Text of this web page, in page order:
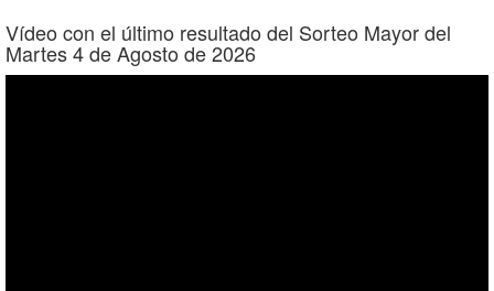
Vídeo con el último resultado del Sorteo Mayor del
Martes 4 de Agosto de 2026